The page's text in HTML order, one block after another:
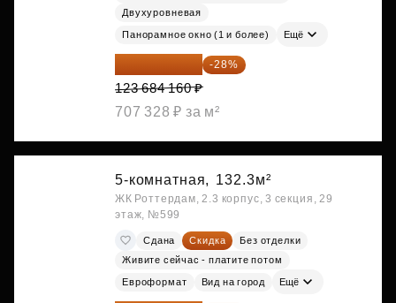
Двухуровневая
Панорамное окно (1 и более) Ещё
89 052 595 ₽ -28%
123 684 160 ₽
707 328 ₽ за м²
5-комнатная, 132.3м²
ЖК Роттердам, 2.3 корпус, 3 секция, 29
этаж, №599
Сдана Скидка
Без отделки
Живите сейчас - платите потом
Евроформат Вид на город Ещё